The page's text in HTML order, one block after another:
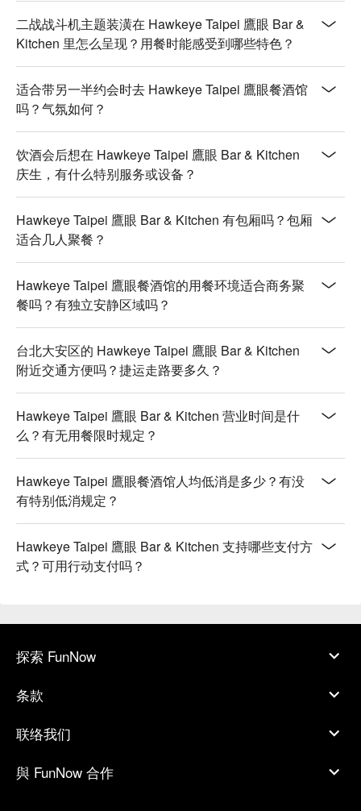
悔！
女孩系列特调 | 充满趣味和创意的特调系列，为姐妹们的微醺
💡 FunNow 懂吃笔记：本推荐由 AI 汇整网络热门口碑。（贴
心提醒：若包含酒精饮品，请理性饮酒｜过量饮酒，有害健
康）
二战战斗机主题装潢在 Hawkeye Taipei 鷹眼 Bar &
Kitchen 里怎么呈现？用餐时能感受到哪些特色？
适合带另一半约会时去 Hawkeye Taipei 鷹眼餐酒馆
吗？气氛如何？
饮酒会后想在 Hawkeye Taipei 鷹眼 Bar & Kitchen
庆生，有什么特别服务或设备？
Hawkeye Taipei 鷹眼 Bar & Kitchen 有包厢吗？包厢
适合几人聚餐？
Hawkeye Taipei 鷹眼餐酒馆的用餐环境适合商务聚
餐吗？有独立安静区域吗？
台北大安区的 Hawkeye Taipei 鷹眼 Bar & Kitchen
附近交通方便吗？捷运走路要多久？
Hawkeye Taipei 鷹眼 Bar & Kitchen 营业时间是什
么？有无用餐限时规定？
Hawkeye Taipei 鷹眼餐酒馆人均低消是多少？有没
有特别低消规定？
Hawkeye Taipei 鷹眼 Bar & Kitchen 支持哪些支付方
式？可用行动支付吗？
探索 FunNow
条款
联络我们
與 FunNow 合作